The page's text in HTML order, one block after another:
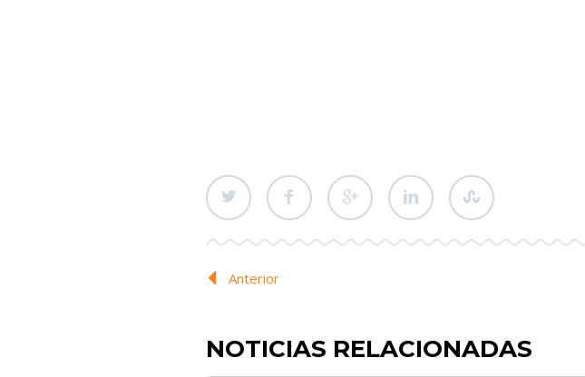
Anterior
NOTICIAS RELACIONADAS